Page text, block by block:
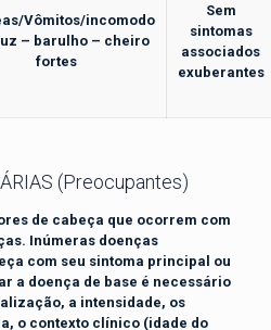
Vômitos/incomodo
– barulho – cheiro
fortes
Sem
sintomas
associados
exuberantes
(Preocupantes)
de cabeça que ocorrem com
Inúmeras doenças
com seu sintoma principal ou
a doença de base é necessário
a intensidade, os
o contexto clínico (idade do